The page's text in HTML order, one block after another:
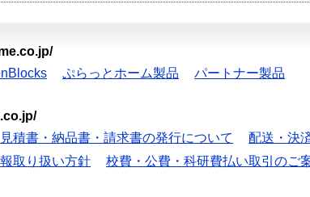
ぷらっとホーム製品 パートナー製品
見積書・納品書・請求書の発行について 配送・決
取り扱い方針 校費・公費・科研費払い取引のご